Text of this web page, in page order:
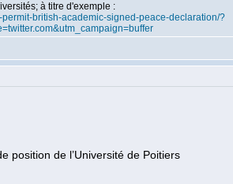
à titre d'exemple :
british-academic-signed-peace-declaration/?
position de l’Université de Poitiers